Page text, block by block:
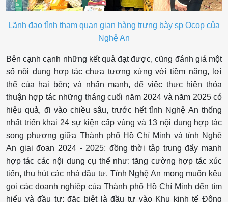
Lãnh đạo tỉnh tham quan gian hàng trưng bày sp Ocop của
Nghệ An
Bên cạnh cạnh những kết quả đạt được, cũng đánh giá một
số nội dung hợp tác chưa tương xứng với tiềm năng, lợi
thế của hai bên; và nhấn mạnh, để việc thực hiện thỏa
thuận hợp tác những tháng cuối năm 2024 và năm 2025 có
hiệu quả, đi vào chiều sâu, trước hết tỉnh Nghệ An thống
nhất triển khai 24 sự kiện cấp vùng và 13 nội dung hợp tác
song phương giữa Thành phố Hồ Chí Minh và tỉnh Nghệ
An giai đoạn 2024 - 2025; đồng thời tập trung đẩy mạnh
hợp tác các nội dung cụ thể như: tăng cường hợp tác xúc
tiến, thu hút các nhà đầu tư. Tỉnh Nghệ An mong muốn kêu
gọi các doanh nghiệp của Thành phố Hồ Chí Minh đến tìm
hiểu và đầu tư; đặc biệt là đầu tư vào Khu kinh tế Đông